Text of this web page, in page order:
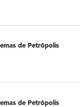
de Petrópolis
de Petrópolis